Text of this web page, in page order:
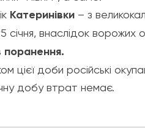
Катеринівки – з
січня, внаслідок ворожих
поранення.
цієї доби російські
добу втрат немає.